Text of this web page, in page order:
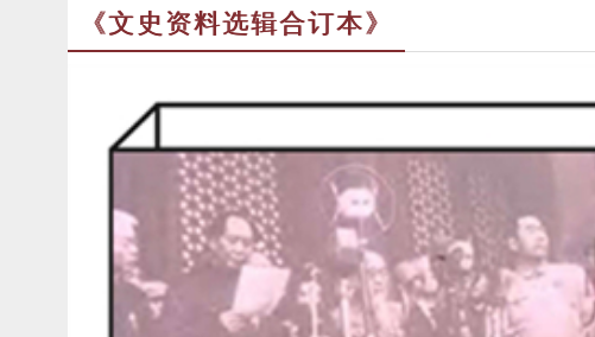
《文史资料选辑合订本》